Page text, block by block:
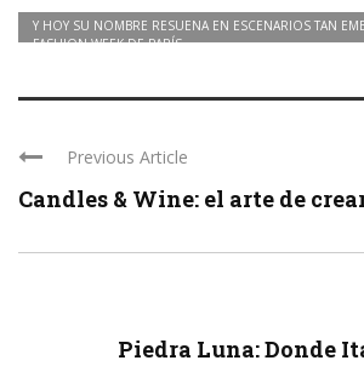
Y HOY SU NOMBRE RESUENA EN ESCENARIOS TAN
FASHION WEEK DE PARÍS.
Previous Article
Candles & Wine: el arte de
Piedra Luna: Donde